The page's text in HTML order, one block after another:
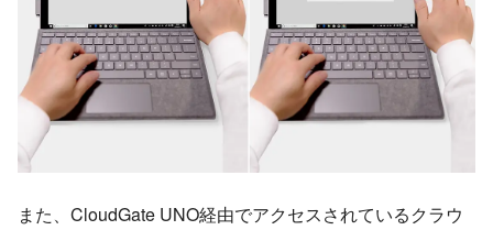
また、CloudGate UNO経由でアクセスされているクラウ